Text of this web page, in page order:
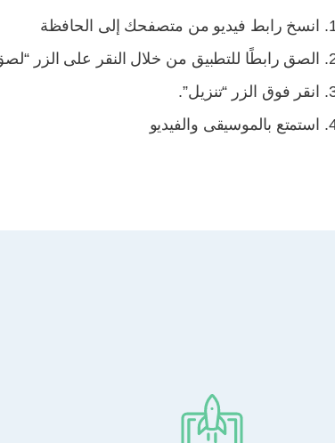
انسخ رابط فيديو من متصفحك إلى الحافظة
الصق رابطًا للتطبيق من خلال النقر على الزر
انقر فوق الزر “تنزيل”.
استمتع بالموسيقى والفيديو